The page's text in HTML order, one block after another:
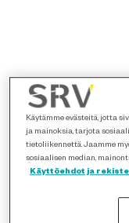
Käytämme evästeitä, jotta
ja mainoksia, tarjota
tietoliikennettä. Jaamme
sosiaalisen median,
Käyttöehdot ja